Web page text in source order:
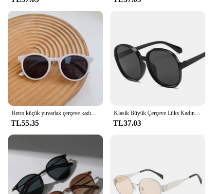
Retro küçük yuvarlak çerçeve kadın güneş gözlüğü süt çay renk koruma göz küçük gözlük UV400 gözlük Anti-UV sürücü gözlük
TL55.35
Klasik Büyük Çerçeve Lüks Kadın Güneş Gözlüğü Marka Tasarımcısı Moda Plastik Vintage Yuvarlak Degrade güneş gözlüğü Uv400 Gözlük
TL37.03